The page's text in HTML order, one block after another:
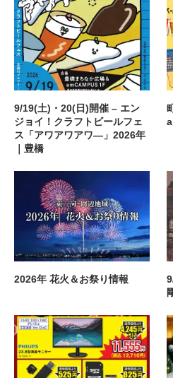
9/19(土)・20(日)開催 – エン
ジョイ！クラフトビールフェ
ス「アワアワアワ―」2026年
｜豊橋
2026年 花火＆お祭り情報